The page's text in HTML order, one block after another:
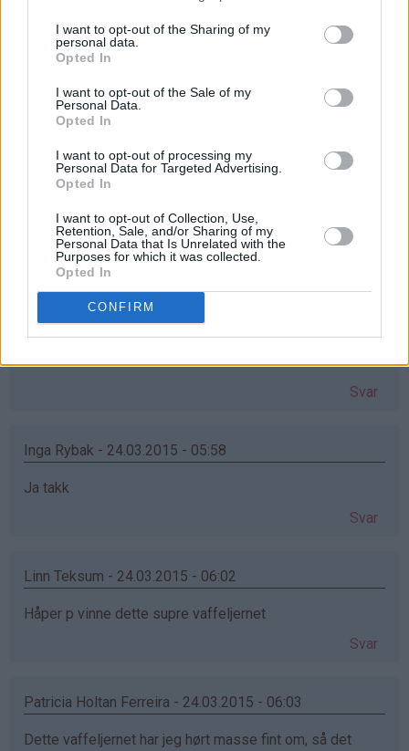
I want to opt-out of the Sharing of my
personal data.
Opted In
I want to opt-out of the Sale of my
Personal Data.
Opted In
I want to opt-out of processing my
Personal Data for Targeted Advertising.
Opted In
I want to opt-out of Collection, Use,
Retention, Sale, and/or Sharing of my
Personal Data that Is Unrelated with the
Purposes for which it was collected.
Opted In
CONFIRM
å det ønsker jeg meg veldig til min datter som flyttet inn
i ny leilighet i helgen. Da kan jo ho mor få vafler når hun
er på besøk ❤️
Svar
Elisabeth - 24.03.2015 - 05:58
åååå det hadde vært supert om jeg var så heldig å vinne
Vi elsker vaffler, men jernet har akkurat takket for seg
Så jeg krysser fingre & håper...
Ragnhild Svare Odde - 24.03.2015 - 05:58
Ja takk
Svar
Inga Rybak - 24.03.2015 - 05:58
Ja takk
Svar
Linn Teksum - 24.03.2015 - 06:02
Håper p vinne dette supre vaffeljernet
Svar
Patricia Holtan Ferreira - 24.03.2015 - 06:03
Dette vaffeljernet har jeg hørt masse fint om, så det